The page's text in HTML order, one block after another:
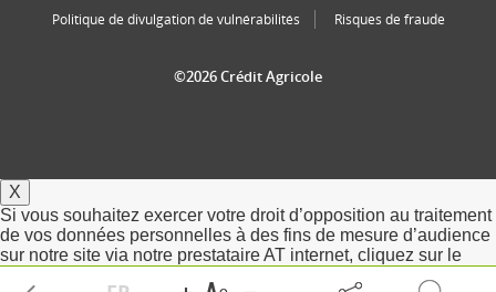
Politique de divulgation de vulnérabilités Risques de fraude
©2026 Crédit Agricole
X
Si vous souhaitez exercer votre droit d’opposition au traitement
de vos données personnelles à des fins de mesure d’audience
sur notre site via notre prestataire AT internet, cliquez sur le